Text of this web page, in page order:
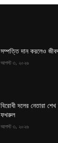
সম্পত্তি দান করলেও
আগস্ট ৩, ২০২৬
বিরোধী দলের নেতারা শেখ
ফখরুল
আগস্ট ৩, ২০২৬